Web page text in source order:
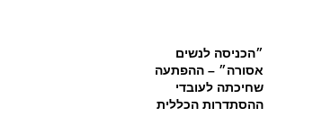
״הכניסה לנשים
אסורה״ – ההפתעה
שחיכתה לעובדי
ההסתדרות הכללית